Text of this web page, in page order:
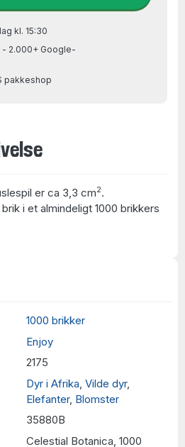
1000 brikker
Enjoy
2175
Dyr i Afrika Vilde dyr,
Elefanter, Blomster
35880B
Celestial Botanica, 1000
kl. 15:30
- 2.000+ Google-
pakkeshop
er ca 3,3 cm2.
i et almindeligt 1000 brikkers